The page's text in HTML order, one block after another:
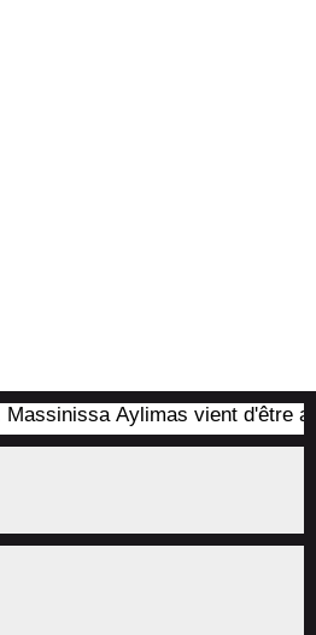
Aylimas vient d'être